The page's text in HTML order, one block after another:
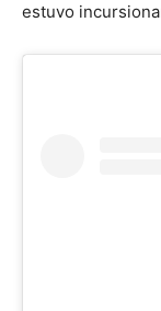
estuvo